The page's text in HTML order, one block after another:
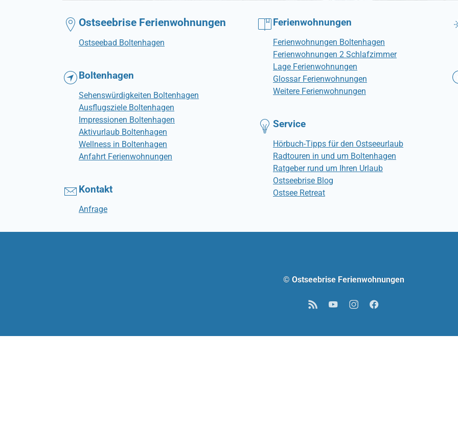
Ostseebrise Ferienwohnungen
Ostseebad Boltenhagen
Boltenhagen
Sehenswürdigkeiten Boltenhagen
Ausflugsziele Boltenhagen
Impressionen Boltenhagen
Aktivurlaub Boltenhagen
Wellness in Boltenhagen
Anfahrt Ferienwohnungen
Kontakt
Anfrage
Ferienwohnungen
Ferienwohnungen Boltenhagen
Ferienwohnungen 2 Schlafzimmer
Lage Ferienwohnungen
Glossar Ferienwohnungen
Weitere Ferienwohnungen
Service
Hörbuch-Tipps für den Ostseeurlaub
Radtouren in und um Boltenhagen
Ratgeber rund um Ihren Urlaub
Ostseebrise Blog
Ostsee Retreat
© Ostseebrise Ferienwohnungen
RSS YouTubeInstagramFacebook